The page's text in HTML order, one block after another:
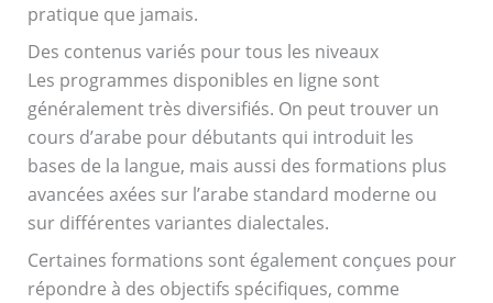
pratique que jamais.
Des contenus variés pour tous les niveaux
Les programmes disponibles en ligne sont
généralement très diversifiés. On peut trouver un
cours d’arabe pour débutants qui introduit les
bases de la langue, mais aussi des formations plus
avancées axées sur l’arabe standard moderne ou
sur différentes variantes dialectales.
Certaines formations sont également conçues pour
répondre à des objectifs spécifiques, comme